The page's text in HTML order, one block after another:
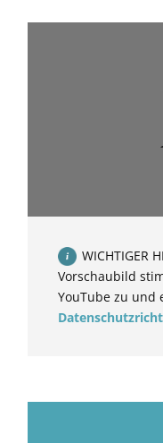
WICHTIGER
Vorschaubild
YouTube zu und